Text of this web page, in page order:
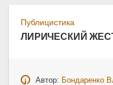
Публицистика
ЛИРИЧЕСКИЙ
Автор: Бондаренко